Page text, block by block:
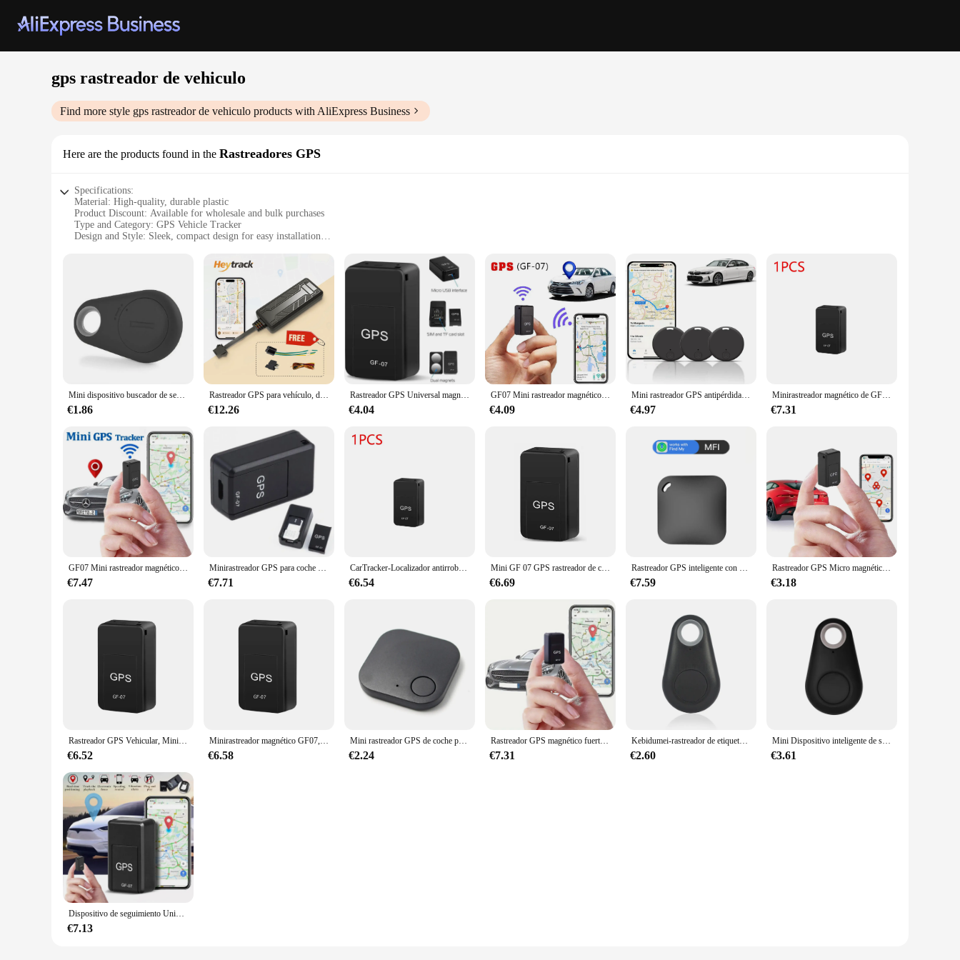
gps rastreador de vehiculo
Find more style gps rastreador de vehiculo products with AliExpress Business
Here are the products found in the Rastreadores GPS
Specifications:
Material: High-quality, durable plastic
Product Discount: Available for wholesale and bulk purchases
Type and Category: GPS Vehicle Tracker
Design and Style: Sleek, compact design for easy installation
Performance and Property: Advanced GPS technology for accurate location data
Parts and Accessories: Comes with all necessary components for installation
Features:
|Wholesale|Vendors|
**Enhanced Vehicle Security and Tracking**
The gps rastreador de vehiculo is a cutting-edge device designed to enhance the security and tracking capabilities of your vehicles. Its advanced GPS technology ensures that you can monitor your fleet
in real-time, providing peace of mind and reducing the risk of theft or unauthorized use. Whether you're a fleet manager, a taxi service, or a private individual, this GPS tracker is the perfect solution
for keeping tabs on your vehicles.
**Effortless Installation and User-Friendly Interface**
The gps rastreador de vehiculo is not only powerful but also user-friendly. Its compact design allows for easy installation, and the accompanying parts and accessories make it a breeze to set up. The
user-friendly interface ensures that anyone can access the device's features without extensive technical knowledge. This GPS tracker is perfect for anyone looking for a straightforward and effective
**Reliable and Versatile Performance**
This GPS tracker is engineered to perform in a variety of scenarios, from urban environments to remote areas. Its robust construction ensures that it can withstand the rigors of daily use, while its
versatile performance makes it suitable for a wide range of vehicles, from cars to trucks. The gps rastreador de vehiculo is a reliable tool for fleet managers, taxi services, and private individuals alike,
providing accurate location data and peace of mind.
Mini dispositivo buscador de seguimiento GPS para motocicleta, rastreador GPS para coche automático, rastreador antipérdida para mascotas, niños, llave de Collar de perro
€1.86
Rastreador GPS para vehículo, dispositivo de seguimiento para coche, motocicleta, Mini GPS, GSM, ACC, alertas con aplicación de seguimiento en tiempo Real gratis con relé
€12.26
Rastreador GPS Universal magnético fuerte para coche, antipérdida equipo antirrobo, Mini localizador GPS de posicionamiento preciso portátil
€4.04
GF07 Mini rastreador magnético de coche, dispositivo localizador de seguimiento en tiempo Real, GPS magnético, localizador de vehículos en tiempo Real, rastreador de mascotas
€4.09
Mini rastreador GPS antipérdida, rastreador GPS fuerte, seguimiento de coche antipérdida, localizador de llaves inteligente en todo el mundo, 3 piezas
€4.97
Minirastreador magnético de GF-07 para coche, localizador con GPS, seguimiento en tiempo Real, posicionador antirrobo, asiento magnético fuerte, posicionador de información SIM
€7.31
GF07 Mini rastreador magnético de coche, dispositivo localizador de seguimiento en tiempo Real, GPS magnético, localizador de vehículos en tiempo Real, rastreador de mascotas
€7.47
Minirastreador GPS para coche y mascotas, dispositivo antipérdida para niños y ancianos, localizador de seguimiento en tiempo Real, localizador magnético para vehículos, GF-07
€7.71
CarTracker-Localizador antirrobo en tiempo Real, Mini GF-07 magnética, GPS, montaje magnético automático, posicionador de mensajes SIM
€6.54
Mini GF 07 GPS rastreador de coche, seguimiento en tiempo Real, localizador antirrobo, montaje magnético fuerte, posicionador de mensajes SIM
€6.69
Rastreador GPS inteligente con Bluetooth para niños y mascotas, localizador con llave de coche, localizador nominal MFI, funciona con Apple Find My APP ITag, dispositivo de recordatorio antipérdida
€7.59
Rastreador GPS Micro magnético, Monitor de seguimiento antirrobo en tiempo Real para motocicleta y vehículo, posicionamiento Personal antipérdida, Mini GPS
€3.18
Rastreador GPS Vehicular, Mini rastreador GPS magnético, Micro rastreador automotriz, dispositivo localizador de seguimiento en tiempo Real, sistemas inteligentes para automóviles
€6.52
Minirastreador magnético GF07, localizador antirrobo automático con GPS, WiFi, LBS, AGPS, monitoreo en tiempo Real, localizador antipérdida para niños, personas mayores y Mascotas
€6.58
Mini rastreador GPS de coche para vehículo, seguimiento en tiempo Real, localizador de camiones, alarma inteligente, grabación antipérdida, Control de voz, niños y mascotas
€2.24
Rastreador GPS magnético fuerte para coche, antipérdida dispositivo antirrobo, Mini localizador GPS de posicionamiento preciso portátil
€7.31
Kebidumei-rastreador de etiquetas inteligente Bluetooth, cartera para bolso de niño, llavero para gato y mascota, buscador de Collar para perro, localizador GPS, alarma antipérdida para coche
€2.60
Mini Dispositivo inteligente de seguimiento GPS, localizador Bluetooth antipérdida, rastreador para mascotas y niños, billetera de coche, llavero, accesorios para Collar
€3.61
Dispositivo de seguimiento Universal GF07, Mini rastreador de coche, GPS magnético, localizador de vehículos en tiempo Real, grabación antipérdida recargable
€7.13